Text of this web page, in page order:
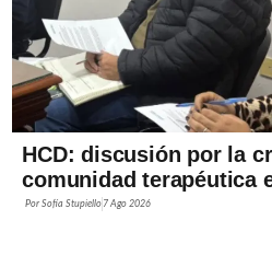
HCD: discusión por la
comunidad terapéutica
PorSofía Stupiello 7 Ago 2026